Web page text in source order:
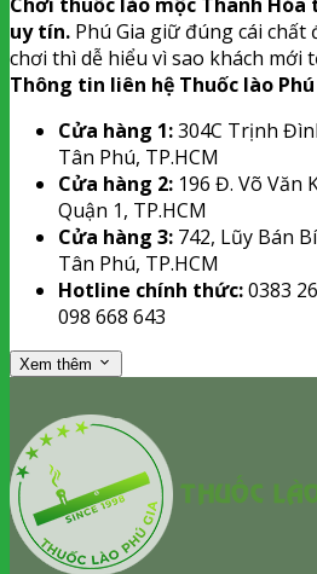
uy tín. Phú Gia giữ đúng cái chất
chơi thì dễ hiểu vì sao khách mới
Thông tin liên hệ Thuốc lào Phú
Cửa hàng 1:304C Trịnh
Tân Phú, TP.HCM
Cửa hàng 2: 196 Đ. Võ Văn
Quận 1, TP.HCM
Cửa hàng 3: 742, Lũy Bán
Tân Phú, TP.HCM
Hotline chính thức:0383
098 668 643
Xem thêm